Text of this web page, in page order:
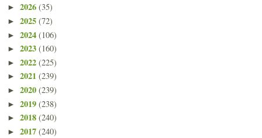
► 2026 (35)
► 2025 (72)
► 2024 (106)
► 2023 (160)
► 2022 (225)
► 2021 (239)
► 2020 (239)
► 2019 (238)
► 2018 (240)
► 2017 (240)